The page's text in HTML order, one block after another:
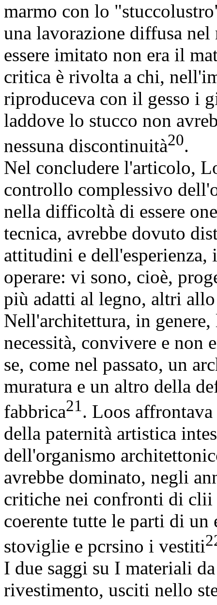
marmo con lo
una lavorazione diffusa
essere imitato non era il
critica è rivolta a chi,
riproduceva con il gesso i
laddove lo stucco non
nessuna discontinuità20.
Nel concludere l'articolo,
controllo complessivo
nella difficoltà di essere
tecnica, avrebbe dovuto
attitudini e
operare: vi sono, cioè,
più adatti al legno, altri
Nell'architettura, in
necessità, convivere e non
se, come nel passato, un
muratura e un altro della
fabbrica21. Loos affrontava
della paternità artistica
dell'organismo
avrebbe dominato, negli
critiche nei confronti di clii
coerente tutte le parti di
stoviglie e pcrsino i vestiti
I due saggi su I materiali
rivestimento, usciti nello